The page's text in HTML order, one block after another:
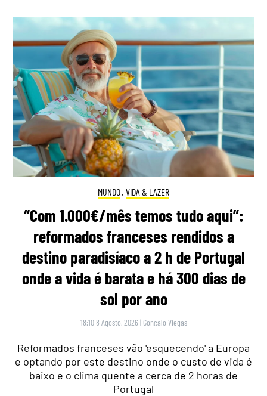
MUNDO, VIDA & LAZER
“Com 1.000€/mês temos tudo aqui”:
reformados franceses rendidos a
destino paradisíaco a 2 h de Portugal
onde a vida é barata e há 300 dias de
sol por ano
18:10 8 Agosto, 2026 | Gonçalo Viegas
Reformados franceses vão 'esquecendo' a Europa
e optando por este destino onde o custo de vida é
baixo e o clima quente a cerca de 2 horas de
Portugal